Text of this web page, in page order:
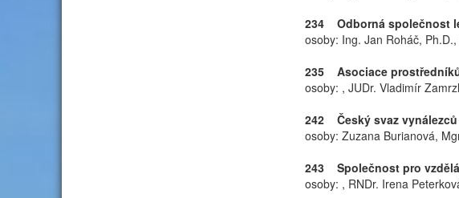
234 Odborná společnost
osoby: Ing. Jan Roháč,
235 Asociace
osoby: , JUDr. Vladimír
242 Český svaz vynálezců
osoby: Zuzana Burianová,
243 Společnost pro
osoby: , RNDr. Irena